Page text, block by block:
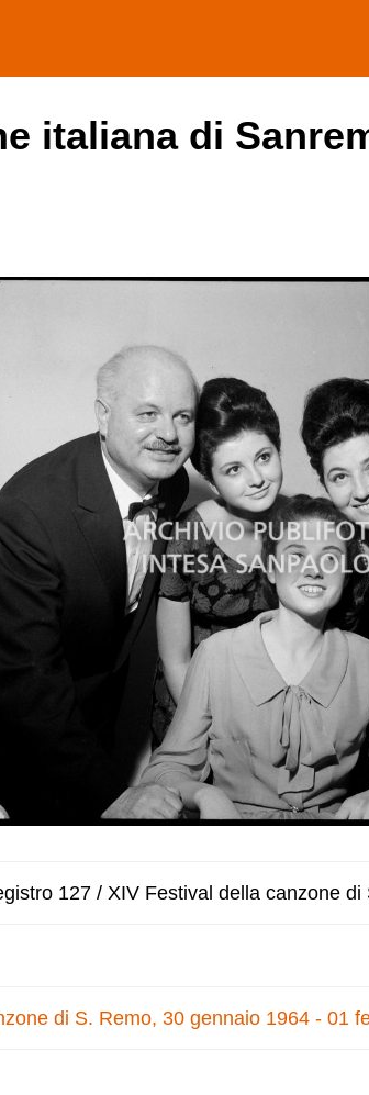
italiana di
127 / XIV Festival della canzone di
di S. Remo, 30 gennaio 1964 - 01